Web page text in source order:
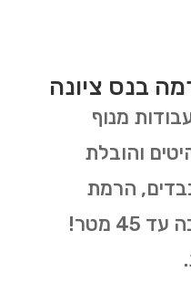
בנס ציונה
מנוף
והובלת
הרמת
חומרי בניין, הרמה לגובה עד 45 מטר!